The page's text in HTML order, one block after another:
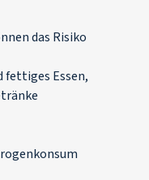
das Risiko
fettiges Essen,